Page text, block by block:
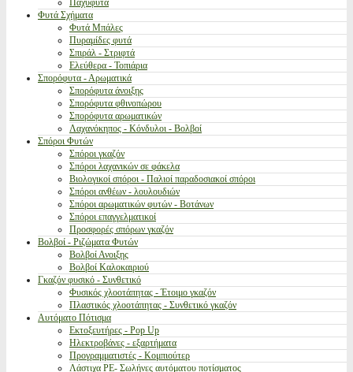
Παχύφυτα
Φυτά Σχήματα
Φυτά Μπάλες
Πυραμίδες φυτά
Σπιράλ - Στριφτά
Ελεύθερα - Τοπιάρια
Σπορόφυτα - Αρωματικά
Σπορόφυτα άνοιξης
Σπορόφυτα φθινοπώρου
Σπορόφυτα αρωματικών
Λαχανόκηπος - Κόνδυλοι - Βολβοί
Σπόροι Φυτών
Σπόροι γκαζόν
Σπόροι λαχανικών σε φάκελα
Βιολογικοί σπόροι - Παλιοί παραδοσιακοί σπόροι
Σπόροι ανθέων - λουλουδιών
Σπόροι αρωματικών φυτών - Βοτάνων
Σπόροι επαγγελματικοί
Προσφορές σπόρων γκαζόν
Βολβοί - Ριζώματα Φυτών
Βολβοί Ανοιξης
Βολβοί Καλοκαιριού
Γκαζόν φυσικό - Συνθετικό
Φυσικός χλοοτάπητας - Έτοιμο γκαζόν
Πλαστικός χλοοτάπητας - Συνθετικό γκαζόν
Αυτόματο Πότισμα
Εκτοξευτήρες - Pop Up
Ηλεκτροβάνες - εξαρτήματα
Προγραμματιστές - Κομπιούτερ
Λάστιχα PE- Σωλήνες αυτόματου ποτίσματος